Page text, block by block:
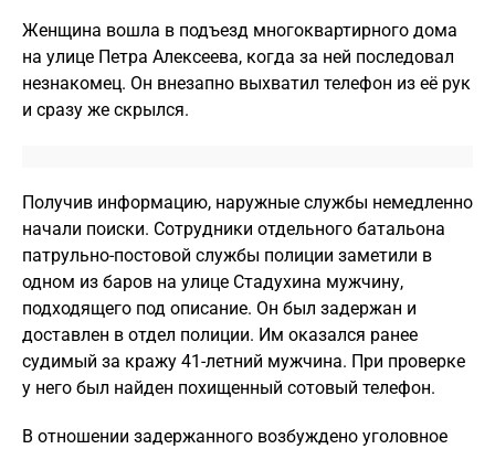
Женщина вошла в подъезд многоквартирного дома
на улице Петра Алексеева, когда за ней последовал
незнакомец. Он внезапно выхватил телефон из её рук
и сразу же скрылся.
Получив информацию, наружные службы немедленно
начали поиски. Сотрудники отдельного батальона
патрульно-постовой службы полиции заметили в
одном из баров на улице Стадухина мужчину,
подходящего под описание. Он был задержан и
доставлен в отдел полиции. Им оказался ранее
судимый за кражу 41-летний мужчина. При проверке
у него был найден похищенный сотовый телефон.
В отношении задержанного возбуждено уголовное